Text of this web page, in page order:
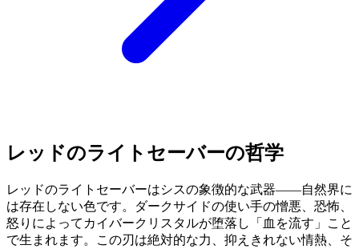
レッドのライトセーバーの哲学
レッドのライトセーバーはシスの象徴的な武器——自然界に
は存在しない色です。ダークサイドの使い手の憎悪、恐怖、
怒りによってカイバークリスタルが堕落し「血を流す」こと
で生まれます。この刃は絶対的な力、抑えきれない情熱、そ